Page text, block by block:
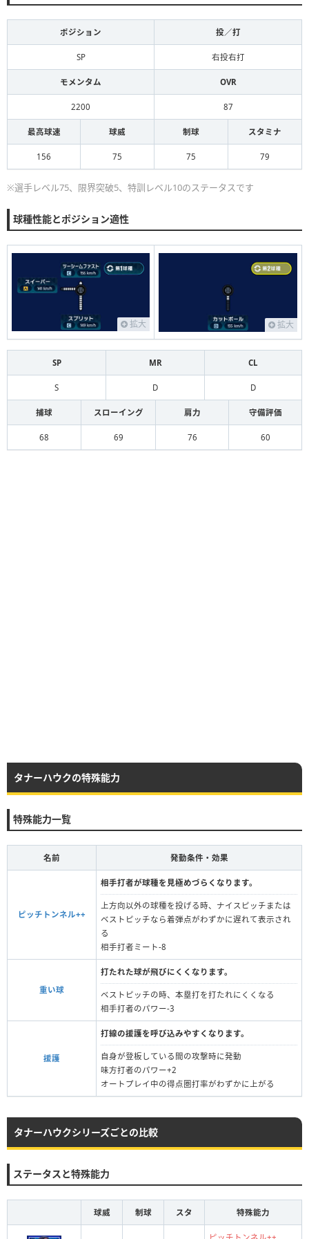
ポジション 投／打
SP 右投右打
モメンタム OVR
2200 87
最高球速 球威 制球 スタミナ
156 75 75 79
※選手レベル75、限界突破5、特訓レベル10のステータスです
球種性能とポジション適性
拡大 拡大
SP MR CL
S D D
捕球 スローイング 肩力 守備評価
68 69 76 60
タナーハウクの特殊能力
特殊能力一覧
名前 発動条件・効果
ピッチトンネル++
相手打者が球種を見極めづらくなります。
上方向以外の球種を投げる時、ナイスピッチまたは
ベストピッチなら着弾点がわずかに遅れて表示され
る
相手打者ミート-8
重い球
打たれた球が飛びにくくなります。
ベストピッチの時、本塁打を打たれにくくなる
相手打者のパワー-3
援護
打線の援護を呼び込みやすくなります。
自身が登板している間の攻撃時に発動
味方打者のパワー+2
オートプレイ中の得点圏打率がわずかに上がる
タナーハウクシリーズごとの比較
ステータスと特殊能力
球威 制球 スタ 特殊能力